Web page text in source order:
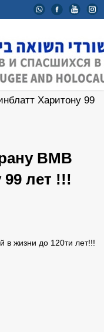
Харитону 99
ВМВ
99 лет !!!
в жизни до 120ти лет!!!